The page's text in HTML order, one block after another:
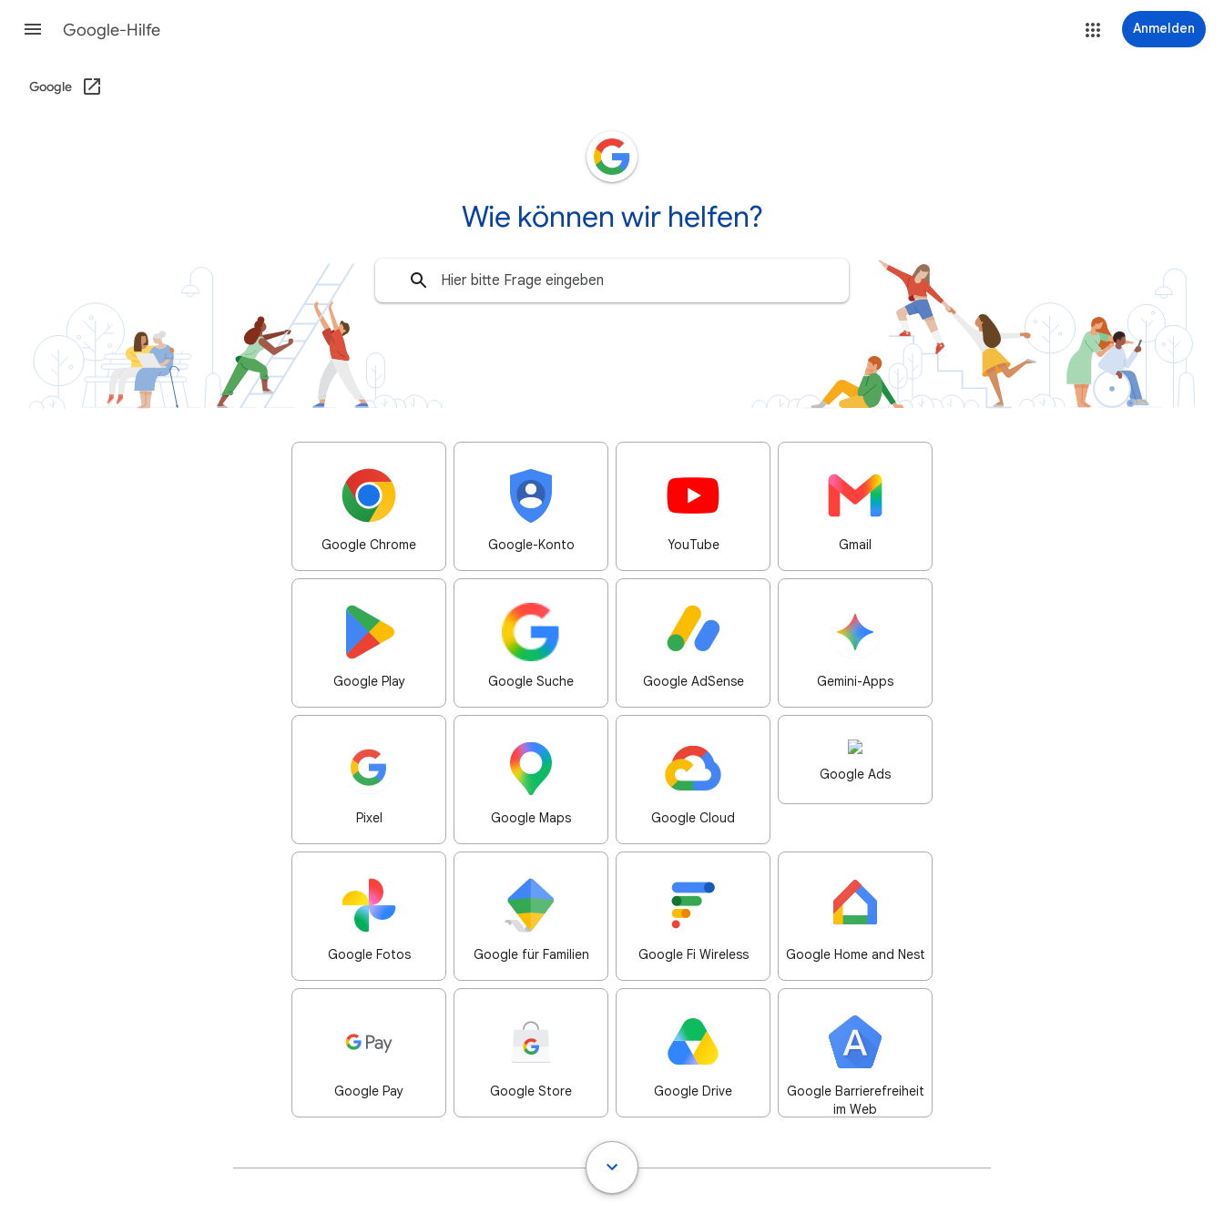
Google-Hilfe Anmelden
Google
Wie können wir helfen?
Google Chrome Google-Konto YouTube Gmail
Google Play Google Suche Google AdSense Gemini-Apps
Pixel Google Maps Google Cloud
Google Ads
Google Fotos Google für Familien Google Fi Wireless Google Home and Nest
Google Pay Google Store Google Drive
Google Barrierefreiheit
im Web